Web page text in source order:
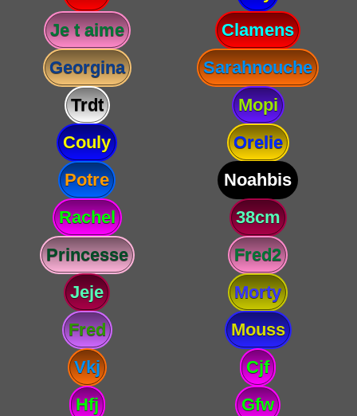
Je t aime
Clamens
Georgina
Sarahnouche
Trdt
Mopi
Couly
Orelie
Potre
Noahbis
Rachel
38cm
Princesse
Fred2
Jeje
Morty
Fred
Mouss
Vkj
Cjf
Hfj
Gfw